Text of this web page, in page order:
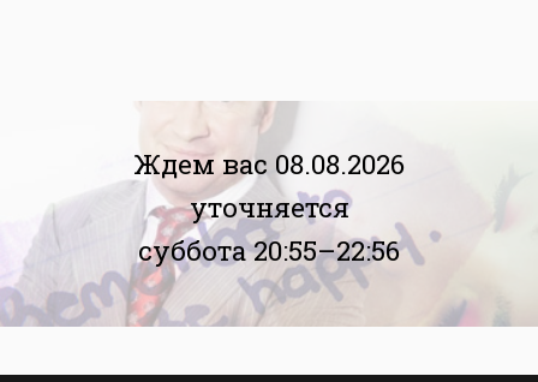
Ждем вас 08.08.2026
уточняется
суббота 20:55–22:56